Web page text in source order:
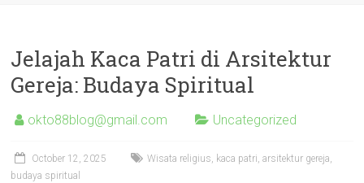
Jelajah Kaca Patri di Arsitektur
Gereja: Budaya Spiritual
okto88blog@gmail.com Uncategorized
October 12, 2025
Wisata religius, kaca patri, arsitektur gereja,
budaya spiritual